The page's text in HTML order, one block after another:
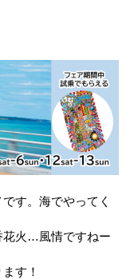
す。海でやってく
花火…風情ですねー
す！